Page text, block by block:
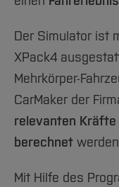
Forschung
International
Team
Service
Studium
Fachgruppen
Forschung
International
Amtliche
Notfall-Infos
BO Shop
Vertretungen
Wahlen
International
qed-Stiftung
Zentrale
Der Simulator ist
XPack4
Mehrkörper-
CarMaker der
relevanten Kräfte
berechnet
Mit Hilfe des